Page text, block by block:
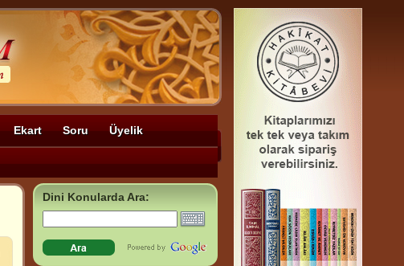
Ekart Soru Üyelik
Dini Konularda Ara: